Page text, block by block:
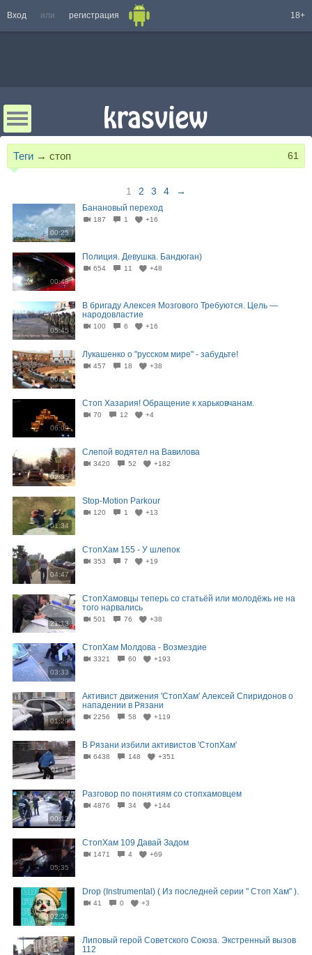
Вход или регистрация 18+
Теги → стоп 61
1 2 3 4 →
00:25
Банановый переход
187 1 +16
00:48
Полиция. Девушка. Бандюган)
654 11 +48
05:45
В бригаду Алексея Мозгового Требуются. Цель —
народовластие
100 6 +16
00:51
Лукашенко о "русском мире" - забудьте!
457 18 +38
06:09
Стоп Хазария! Обращение к харьковчанам.
70 12 +4
02:35
Слепой водятел на Вавилова
3420 52 +182
01:34
Stop-Motion Parkour
120 1 +13
04:47
СтопХам 155 - У шлепок
353 7 +19
21:13
СтопХамовцы теперь со статьёй или молодёжь не на
того нарвались
501 76 +38
03:33
СтопХам Молдова - Возмездие
3321 60 +193
01:29
Активист движения 'СтопХам' Алексей Спиридонов о
нападении в Рязани
2256 58 +119
01:11
В Рязани избили активистов 'СтопХам'
6438 148 +351
00:12
Разговор по понятиям со стопхамовцем
4876 34 +144
05:35
СтопХам 109 Давай Задом
1471 4 +69
02:26
Drop (Instrumental) ( Из последней серии " Стоп Хам" ).
41 0 +3
Липовый герой Советского Союза. Экстренный вызов
112